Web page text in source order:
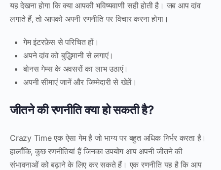
यह देखना होगा कि क्या आपकी भविष्यवाणी सही होती है। जब आप दांव
लगाते हैं, तो आपको अपनी रणनीति पर विचार करना होगा।
गेम इंटरफ़ेस से परिचित हों।
अपने दांव को बुद्धिमानी से लगाएं।
बोनस गेम्स के अवसरों का लाभ उठाएं।
अपनी सीमाएं जानें और जिम्मेदारी से खेलें।
जीतने की रणनीति क्या हो सकती है?
Crazy Time एक ऐसा गेम है जो भाग्य पर बहुत अधिक निर्भर करता है।
हालाँकि, कुछ रणनीतियां हैं जिनका उपयोग आप अपनी जीतने की
संभावनाओं को बढ़ाने के लिए कर सकते हैं। एक रणनीति यह है कि आप